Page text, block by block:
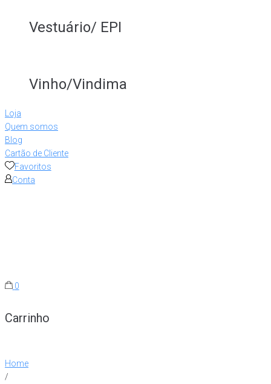
Vestuário/ EPI
Vinho/Vindima
Loja
Quem somos
Blog
Cartão de Cliente
Favoritos
Conta
0
Carrinho
Home
/